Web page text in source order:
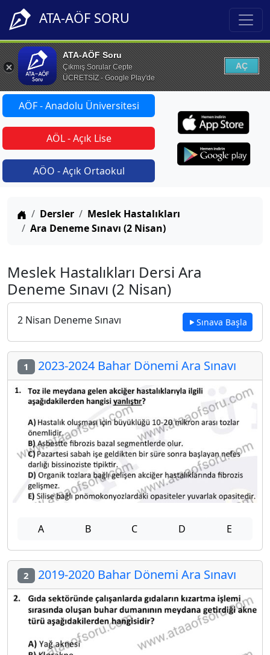
ATA-AÖF SORU
ATA-AÖF Soru
Çıkmış Sorular Cepte
ÜCRETSİZ - Google Play'de
AÇ
AÖF - Anadolu Üniversitesi
AÖL - Açık Lise
AÖO - Açık Ortaokul
Anasayfa
Dersler
Meslek Hastalıkları
Ara Deneme Sınavı (2 Nisan)
Meslek Hastalıkları Dersi Ara
Deneme Sınavı (2 Nisan)
2 Nisan Deneme Sınavı Sınava Başla
1 2023-2024 Bahar Dönemi Ara Sınavı
A B C D E
2 2019-2020 Bahar Dönemi Ara Sınavı